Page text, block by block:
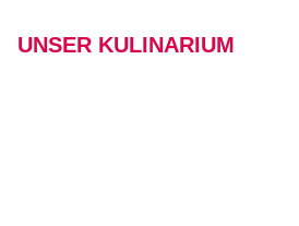
UNSER KULINARIUM